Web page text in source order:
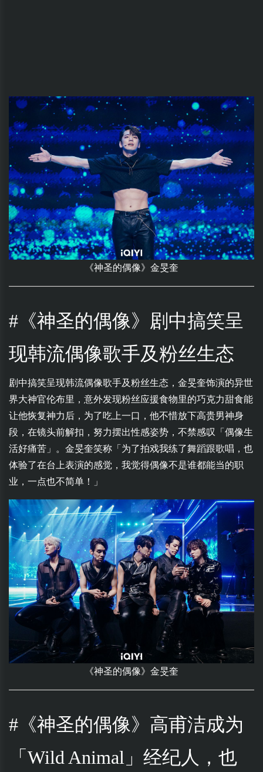
《神圣的偶像》金旻奎
#《神圣的偶像》剧中搞笑呈
现韩流偶像歌手及粉丝生态
剧中搞笑呈现韩流偶像歌手及粉丝生态，金旻奎饰演的异世
界大神官伦布里，意外发现粉丝应援食物里的巧克力甜食能
让他恢复神力后，为了吃上一口，他不惜放下高贵男神身
段，在镜头前解扣，努力摆出性感姿势，不禁感叹「偶像生
活好痛苦」。金旻奎笑称「为了拍戏我练了舞蹈跟歌唱，也
体验了在台上表演的感觉，我觉得偶像不是谁都能当的职
业，一点也不简单！」
《神圣的偶像》金旻奎
#《神圣的偶像》高甫洁成为
「Wild Animal」经纪人，也